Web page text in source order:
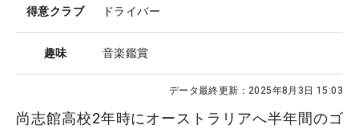
得意クラブ ドライバー
趣味 音楽鑑賞
データ最終更新： 2025年8月3日 15:03
尚志館高校2年時にオーストラリアへ半年間のゴ